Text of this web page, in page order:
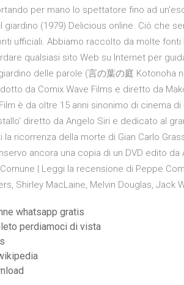
per mano lo spettatore fino ad
giardino (1979) Delicious online. Ciò che
ufficiali. Abbiamo raccolto da molte fonti
qualsiasi sito Web su Internet per
delle parole (言の葉の庭 Kotonoha
da Comix Wave Films e diretto da
è da oltre 15 anni sinonimo di cinema di
diretto da Angelo Siri e dedicato al
ricorrenza della morte di Gian Carlo
ancora una copia di un DVD edito da
| Leggi la recensione di Peppe
Shirley MacLaine, Melvin Douglas, Jack
whatsapp gratis
perdiamoci di vista